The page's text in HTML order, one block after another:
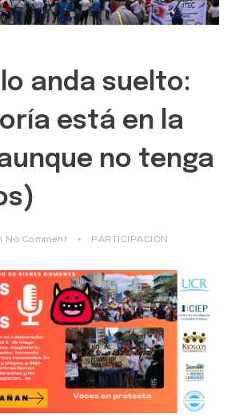
anda suelto:
está en la
no tenga
No Comment PARTICIPACIÓN